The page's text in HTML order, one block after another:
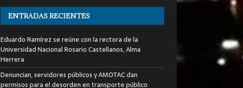
ENTRADAS RECIENTES
Eduardo Ramírez se reúne con la rectora de la
Universidad Nacional Rosario Castellanos, Alma
Herrera
Denuncian, servidores públicos y AMOTAC dan
permisos para el desorden en transporte público